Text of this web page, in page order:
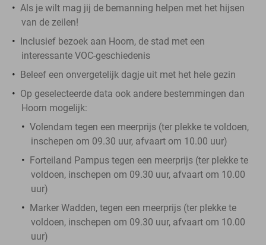
Als je wilt mag jij de bemanning helpen met het hijsen
van de zeilen!
Inclusief bezoek aan Hoorn, de stad met een
interessante VOC-geschiedenis
Beleef een onvergetelijk dagje uit met het hele gezin
Op geselecteerde data ook andere bestemmingen dan
Hoorn mogelijk:
Volendam tegen een meerprijs (ter plekke te voldoen,
inschepen om 09.30 uur, afvaart om 10.00 uur)
Forteiland Pampus tegen een meerprijs (ter plekke te
voldoen, inschepen om 09.30 uur, afvaart om 10.00
uur)
Marker Wadden, tegen een meerprijs (ter plekke te
voldoen, inschepen om 09.30 uur, afvaart om 10.00
uur)